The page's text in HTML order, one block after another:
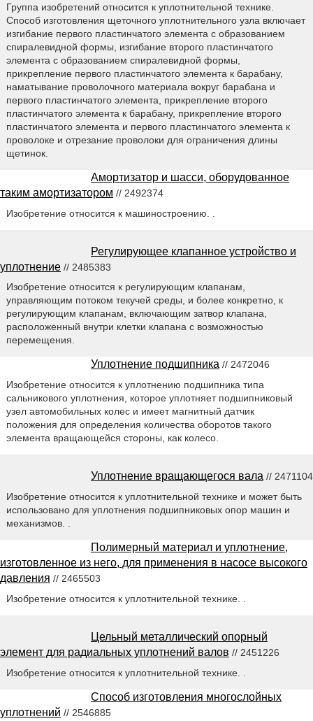
Группа изобретений относится к уплотнительной технике.
Способ изготовления щеточного уплотнительного узла включает
изгибание первого пластинчатого элемента с образованием
спиралевидной формы, изгибание второго пластинчатого
элемента с образованием спиралевидной формы,
прикрепление первого пластинчатого элемента к барабану,
наматывание проволочного материала вокруг барабана и
первого пластинчатого элемента, прикрепление второго
пластинчатого элемента к барабану, прикрепление второго
пластинчатого элемента и первого пластинчатого элемента к
проволоке и отрезание проволоки для ограничения длины
щетинок.
Амортизатор и шасси, оборудованное
таким амортизатором // 2492374
Изобретение относится к машиностроению. .
Регулирующее клапанное устройство и
уплотнение // 2485383
Изобретение относится к регулирующим клапанам,
управляющим потоком текучей среды, и более конкретно, к
регулирующим клапанам, включающим затвор клапана,
расположенный внутри клетки клапана с возможностью
перемещения.
Уплотнение подшипника // 2472046
Изобретение относится к уплотнению подшипника типа
сальникового уплотнения, которое уплотняет подшипниковый
узел автомобильных колес и имеет магнитный датчик
положения для определения количества оборотов такого
элемента вращающейся стороны, как колесо.
Уплотнение вращающегося вала // 2471104
Изобретение относится к уплотнительной технике и может быть
использовано для уплотнения подшипниковых опор машин и
механизмов. .
Полимерный материал и уплотнение,
изготовленное из него, для применения в насосе высокого
давления // 2465503
Изобретение относится к уплотнительной технике. .
Цельный металлический опорный
элемент для радиальных уплотнений валов // 2451226
Изобретение относится к уплотнительной технике. .
Способ изготовления многослойных
уплотнений // 2546885